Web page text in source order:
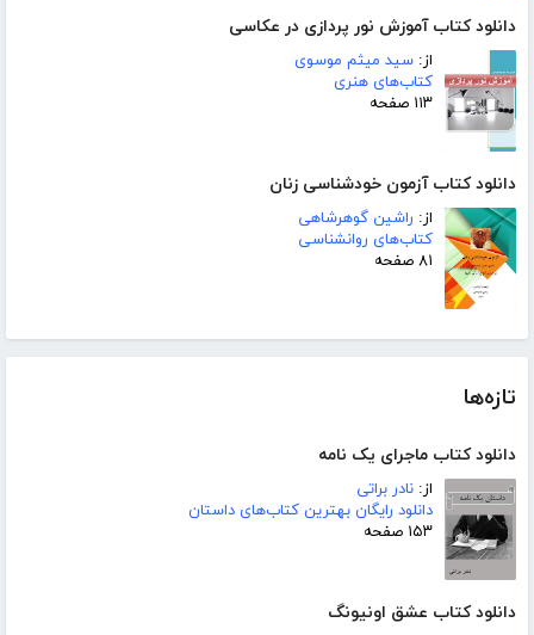
دانلود کتاب آموزش نور پردازی در عکاسی
از: سید میثم موسوی
کتاب‌های هنری
۱۱۳ صفحه
دانلود کتاب آزمون خودشناسی زنان
از: راشین گوهرشاهی
کتاب‌های روانشناسی
۸۱ صفحه
تازه‌ها
دانلود کتاب ماجرای یک نامه
از: نادر براتی
دانلود رایگان بهترین کتاب‌های داستان
۱۵۳ صفحه
دانلود کتاب عشق اونیونگ